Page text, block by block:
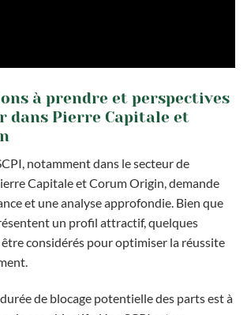
à prendre et perspectives
dans Pierre Capitale et
notamment dans le secteur de
Capitale et Corum Origin, demande
et une analyse approfondie. Bien que
un profil attractif, quelques
considérés pour optimiser la réussite
de blocage potentielle des parts est à